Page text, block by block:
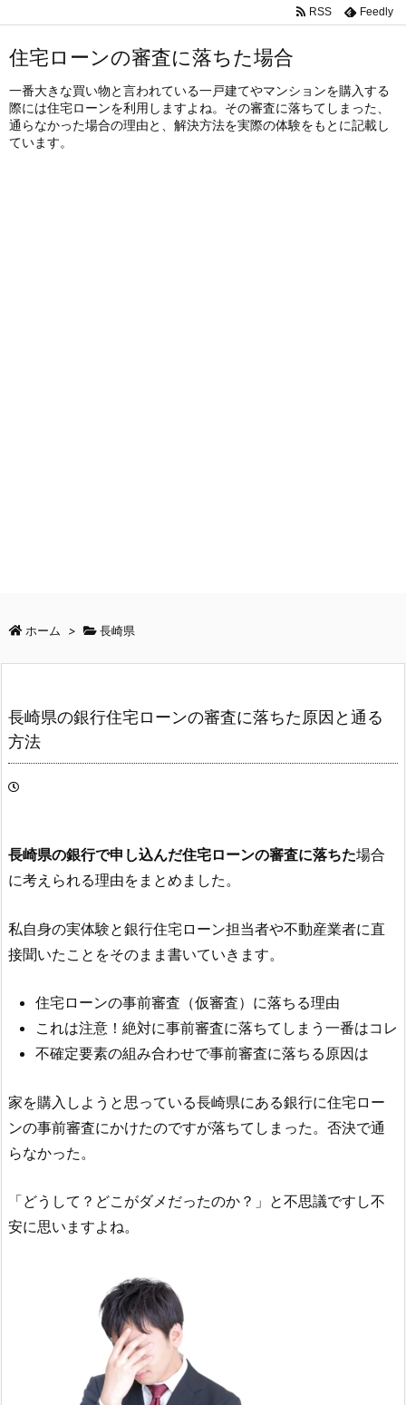
RSS Feedly
住宅ローンの審査に落ちた場合
一番大きな買い物と言われている一戸建てやマンションを購入する
際には住宅ローンを利用しますよね。その審査に落ちてしまった、
通らなかった場合の理由と、解決方法を実際の体験をもとに記載し
ています。
ホーム > 長崎県
長崎県の銀行住宅ローンの審査に落ちた原因と通る
方法
長崎県の銀行で申し込んだ住宅ローンの審査に落ちた場合
に考えられる理由をまとめました。
私自身の実体験と銀行住宅ローン担当者や不動産業者に直
接聞いたことをそのまま書いていきます。
住宅ローンの事前審査（仮審査）に落ちる理由
これは注意！絶対に事前審査に落ちてしまう一番はコレ
不確定要素の組み合わせで事前審査に落ちる原因は
家を購入しようと思っている長崎県にある銀行に住宅ロー
ンの事前審査にかけたのですが落ちてしまった。否決で通
らなかった。
「どうして？どこがダメだったのか？」と不思議ですし不
安に思いますよね。